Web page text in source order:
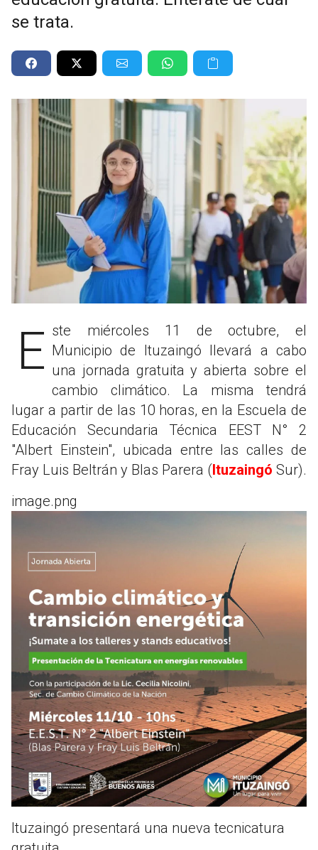
se trata.
Este miércoles 11 de octubre, el Municipio de Ituzaingó llevará a cabo
una jornada gratuita y abierta sobre el
cambio climático. La misma tendrá
lugar a partir de las 10 horas, en la Escuela de
Educación Secundaria Técnica EEST N° 2
"Albert Einstein", ubicada entre las calles de
Fray Luis Beltrán y Blas Parera (Ituzaingó Sur).
image.png
Ituzaingó presentará una nueva tecnicatura